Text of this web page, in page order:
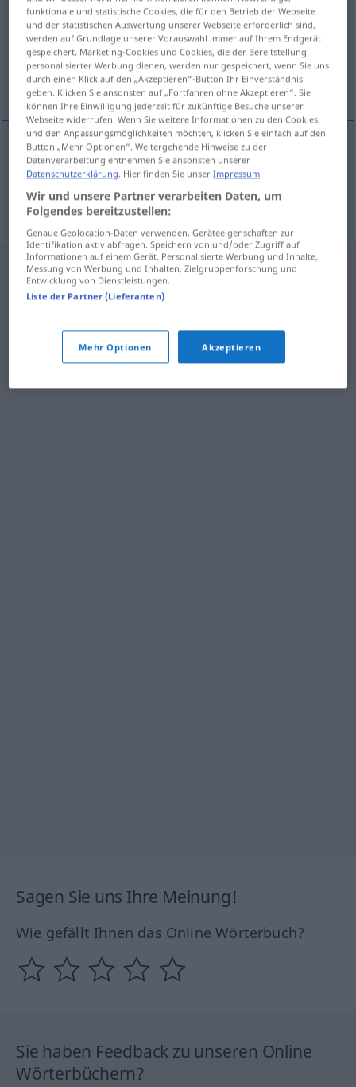
Übersicht aller Übersetzungen
(Für mehr Details die Übersetzung anklicken/antippen)
Seltenheit, Rarität
Seltenheitf rijetkost
Rarität f rijetkost
Sagen Sie uns Ihre Meinung!
Wie gefällt Ihnen das Online Wörterbuch?
Sie haben Feedback zu unseren Online
Wörterbüchern?
funktionale und statistische Cookies, die für den Betrieb der Webseite
und der statistischen Auswertung unserer Webseite erforderlich sind,
werden auf Grundlage unserer Vorauswahl immer auf Ihrem Endgerät
gespeichert. Marketing-Cookies und Cookies, die der Bereitstellung
personalisierter Werbung dienen, werden nur gespeichert, wenn Sie uns
durch einen Klick auf den „Akzeptieren“-Button Ihr Einverständnis
geben. Klicken Sie ansonsten auf „Fortfahren ohne Akzeptieren“. Sie
können Ihre Einwilligung jederzeit für zukünftige Besuche unserer
Webseite widerrufen. Wenn Sie weitere Informationen zu den Cookies
und den Anpassungsmöglichkeiten möchten, klicken Sie einfach auf den
Button „Mehr Optionen“. Weitergehende Hinweise zu der
Datenverarbeitung entnehmen Sie ansonsten unserer
Datenschutzerklärung. Hier finden Sie unserImpressum.
Wir und unsere Partner verarbeiten Daten, um
Folgendes bereitzustellen:
Genaue Geolocation-Daten verwenden. Geräteeigenschaften zur
Identifikation aktiv abfragen. Speichern von und/oder Zugriff auf
Informationen auf einem Gerät. Personalisierte Werbung und Inhalte,
Messung von Werbung und Inhalten, Zielgruppenforschung und
Entwicklung von Dienstleistungen.
Liste der Partner (Lieferanten)
Mehr Optionen Akzeptieren